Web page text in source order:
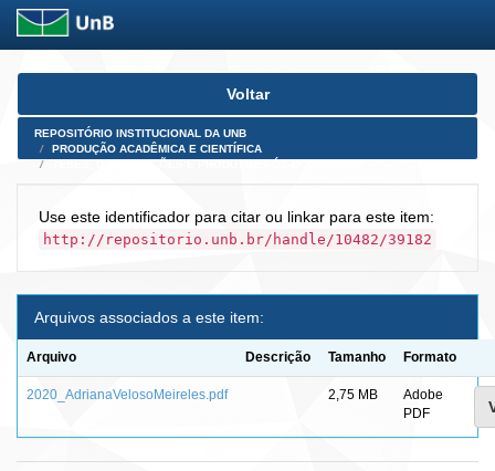
Skip
Voltar
REPOSITÓRIO INSTITUCIONAL DA UNB
PRODUÇÃO ACADÊMICA E CIENTÍFICA
Use este identificador para citar ou linkar para este item:
http://repositorio.unb.br/handle/10482/39182
Arquivos associados a este item:
Arquivo Descrição Tamanho Formato
2020_AdrianaVelosoMeireles.pdf 2,75 MB
Adobe
PDF